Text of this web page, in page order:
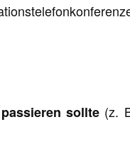
sollte (z.